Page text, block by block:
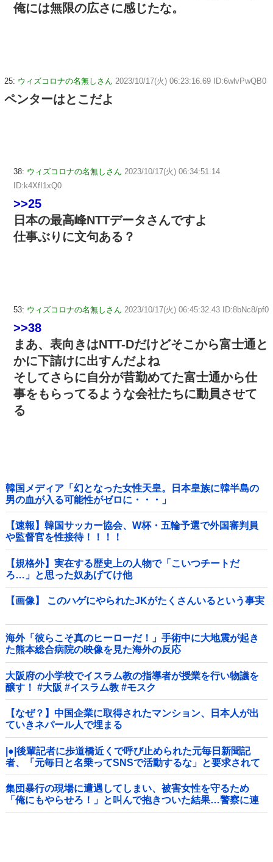
俺には無限の広さに感じたな。
25: ウィズコロナの名無しさん 2023/10/17(火) 06:23:16.69 ID:6wlvPwQB0
ペンターはとこだよ
38: ウィズコロナの名無しさん 2023/10/17(火) 06:34:51.14
ID:k4XfI1xQ0
>>25
日本の最高峰NTTデータさんですよ
仕事ぶりに文句ある？
53: ウィズコロナの名無しさん 2023/10/17(火) 06:45:32.43 ID:8bNc8/pf0
>>38
まあ、表向きはNTT-Dだけどそこから富士通と
かに下請けに出すんだよね
そしてさらに自分が昔勤めてた富士通から仕
事をもらってるような会社たちに動員させて
る
韓国メディア「幻となった女性天皇。日本皇族に韓半島の
男の血が入る可能性がゼロに・・・」
【速報】韓国サッカー協会、W杯・五輪予選で外国審判員
や監督官を性接待！！！！
【規格外】実在する歴史上の人物で「こいつチートだ
ろ…」と思った奴あげてけ他
【画像】 このハゲにやられたJKがたくさんいるという事実
海外「彼らこそ真のヒーローだ！」手術中に大地震が起き
た熊本総合病院の映像を見た海外の反応
大阪府の小学校でイスラム教の指導者が授業を行い物議を
醸す！ #大阪 #イスラム教 #モスク
【なぜ？】中国企業に取得されたマンション、日本人が出
ていきネパール人で埋まる
|●|後輩記者に歩道橋近くで呼び止められた元毎日新聞記
者、「元毎日と名乗ってSNSで活動するな」と要求されて
しまい……
集団暴行の現場に遭遇してしまい、被害女性を守るため
「俺にもやらせろ！」と叫んで抱きついた結果…警察に連
行され〇〇扱いされる悲劇へ←機転を利かせた結果が裏目